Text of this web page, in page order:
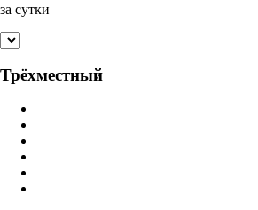
за сутки
Трёхместный